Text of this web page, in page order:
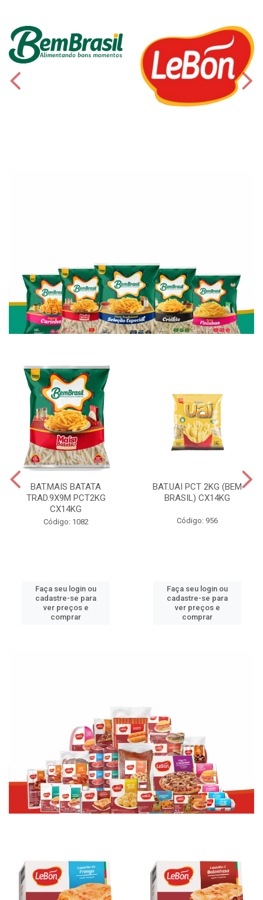
BAT.MAIS BATATA
TRAD.9X9M PCT2KG
CX14KG
Código: 1082
Faça seu login ou
cadastre-se para
ver preços e
comprar
BAT.UAI PCT 2KG (BEM
BRASIL) CX14KG
Código: 956
Faça seu login ou
cadastre-se para
ver preços e
comprar